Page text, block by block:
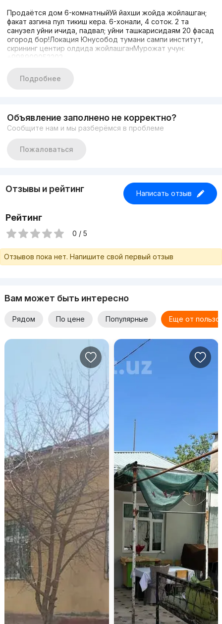
Продаётся дом 6-комнатныйУй йахши жойда жойлашган;
факат азгина пул тикиш кера. 6-хонали, 4 соток. 2 та
санузел уйни ичида, падвал; уйни ташкарисидаям 20 фасад
огород бор!Локация Юнусобод тумани сампи институт,
скрининг центир олдида жойлашганМурожат учун:
+998909052202
Подробнее
Объявление заполнено не корректно?
Сообщите нам и мы разберёмся в проблеме
Пожаловаться
Отзывы и рейтинг Написать отзыв
Рейтинг
0 / 5
Отзывов пока нет. Напишите свой первый отзыв
Вам может быть интересно
Рядом По цене Популярные Еще от